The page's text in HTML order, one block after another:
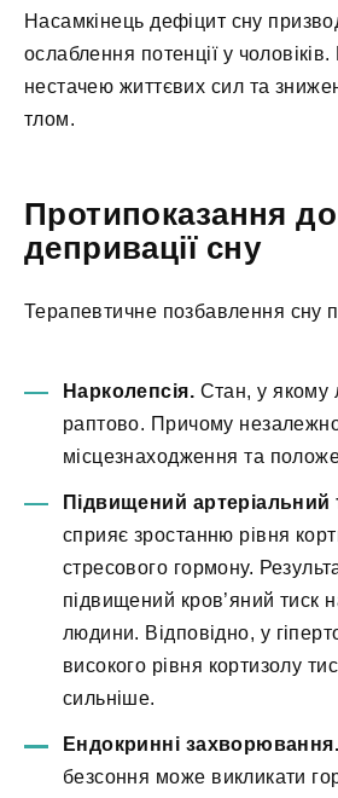
Насамкінець дефіцит сну
ослаблення потенції у
нестачею життєвих сил та
тлом.
Протипоказання до
депривації сну
Терапевтичне позбавлення сну
Нарколепсія.Стан, у якому
раптово. Причому
місцезнаходження та
Підвищений артеріальний
сприяє зростанню рівня
стресового гормону.
підвищений кров’яний тиск
людини. Відповідно, у
високого рівня кортизолу
сильніше.
Ендокринні захворювання.
безсоння може викликати